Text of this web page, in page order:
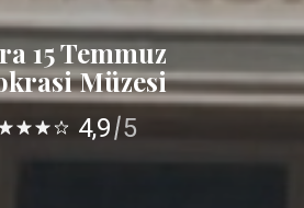
15 Temmuz
Müzesi
4,9 5